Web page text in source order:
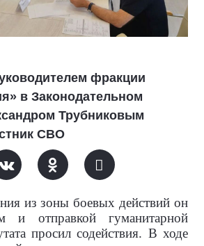
фракции
в Законодательном
Трубниковым
СВО
из зоны боевых действий он
и отправкой гуманитарной
просил содействия. В ходе